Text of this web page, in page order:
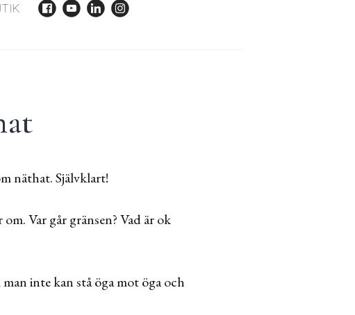
näthat. Självklart!
Var går gränsen? Vad är ok
inte kan stå öga mot öga och